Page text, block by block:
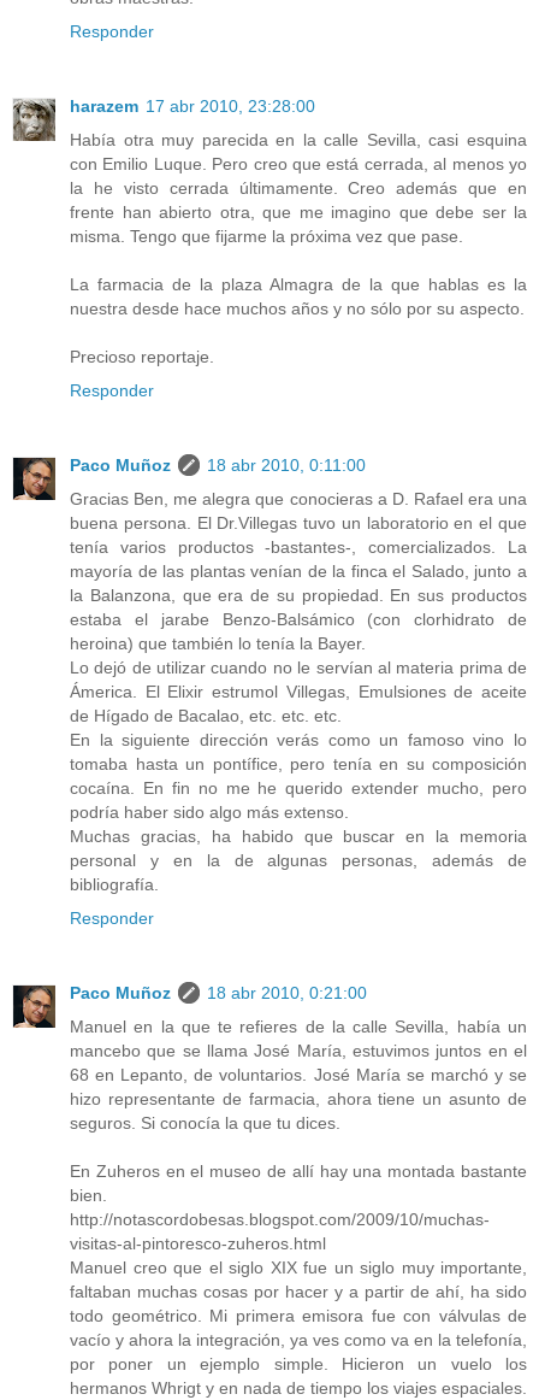
Responder
harazem 17 abr 2010, 23:28:00
Había otra muy parecida en la calle Sevilla, casi esquina
con Emilio Luque. Pero creo que está cerrada, al menos yo
la he visto cerrada últimamente. Creo además que en
frente han abierto otra, que me imagino que debe ser la
misma. Tengo que fijarme la próxima vez que pase.
La farmacia de la plaza Almagra de la que hablas es la
nuestra desde hace muchos años y no sólo por su aspecto.
Precioso reportaje.
Responder
Paco Muñoz
18 abr 2010, 0:11:00
Gracias Ben, me alegra que conocieras a D. Rafael era una
buena persona. El Dr.Villegas tuvo un laboratorio en el que
tenía varios productos -bastantes-, comercializados. La
mayoría de las plantas venían de la finca el Salado, junto a
la Balanzona, que era de su propiedad. En sus productos
estaba el jarabe Benzo-Balsámico (con clorhidrato de
heroina) que también lo tenía la Bayer.
Lo dejó de utilizar cuando no le servían al materia prima de
Ámerica. El Elixir estrumol Villegas, Emulsiones de aceite
de Hígado de Bacalao, etc. etc. etc.
En la siguiente dirección verás como un famoso vino lo
tomaba hasta un pontífice, pero tenía en su composición
cocaína. En fin no me he querido extender mucho, pero
podría haber sido algo más extenso.
Muchas gracias, ha habido que buscar en la memoria
personal y en la de algunas personas, además de
bibliografía.
Responder
Paco Muñoz
18 abr 2010, 0:21:00
Manuel en la que te refieres de la calle Sevilla, había un
mancebo que se llama José María, estuvimos juntos en el
68 en Lepanto, de voluntarios. José María se marchó y se
hizo representante de farmacia, ahora tiene un asunto de
seguros. Si conocía la que tu dices.
En Zuheros en el museo de allí hay una montada bastante
bien.
http://notascordobesas.blogspot.com/2009/10/muchas-
visitas-al-pintoresco-zuheros.html
Manuel creo que el siglo XIX fue un siglo muy importante,
faltaban muchas cosas por hacer y a partir de ahí, ha sido
todo geométrico. Mi primera emisora fue con válvulas de
vacío y ahora la integración, ya ves como va en la telefonía,
por poner un ejemplo simple. Hicieron un vuelo los
hermanos Whrigt y en nada de tiempo los viajes espaciales.